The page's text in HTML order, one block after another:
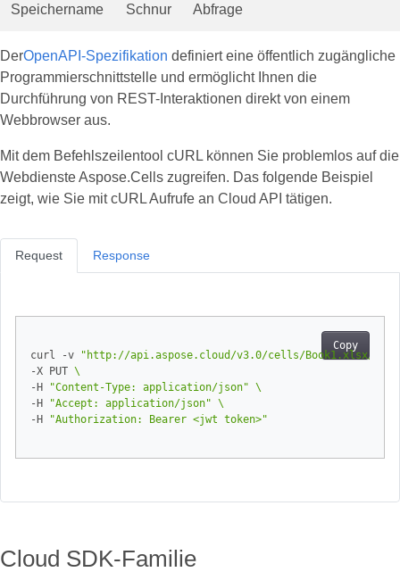
Speichername Schnur Abfrage
DerOpenAPI-Spezifikation definiert eine öffentlich zugängliche
Programmierschnittstelle und ermöglicht Ihnen die
Durchführung von REST-Interaktionen direkt von einem
Webbrowser aus.
Mit dem Befehlszeilentool cURL können Sie problemlos auf die
Webdienste Aspose.Cells zugreifen. Das folgende Beispiel
zeigt, wie Sie mit cURL Aufrufe an Cloud API tätigen.
Request
Copy
curl -v
"http://api.aspose.cloud/v3.0/cells/Book1.xlsx/
-X PUT
-H
"Content-Type: application/json"
-H
"Accept: application/json"
-H
"Authorization: Bearer <jwt token>"
Response
Cloud SDK-Familie